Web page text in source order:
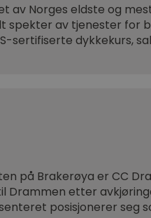
av Norges eldste og
spekter av tjenester for
sertifiserte dykkekurs,
på Brakerøya er CC
Drammen etter
posisjonerer seg